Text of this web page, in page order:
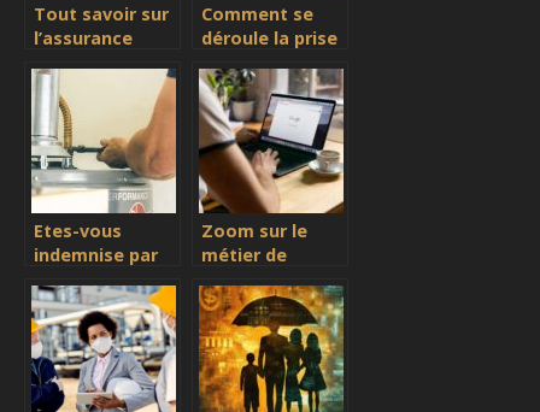
Tout savoir sur
l’assurance
Comment se
déroule la prise
mon véhicule en
cas de panne ?
Etes-vous
indemnise par
habitation pour
une panne de
chaudiere ?
Zoom sur le
métier de
assurance
retraite